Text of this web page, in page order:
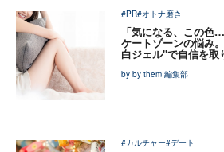
#PR#オトナ磨き
「気になる、この色
ケートゾーンの悩み
白ジェル"で自信を取
by by them 編集部
#カルチャー#デート